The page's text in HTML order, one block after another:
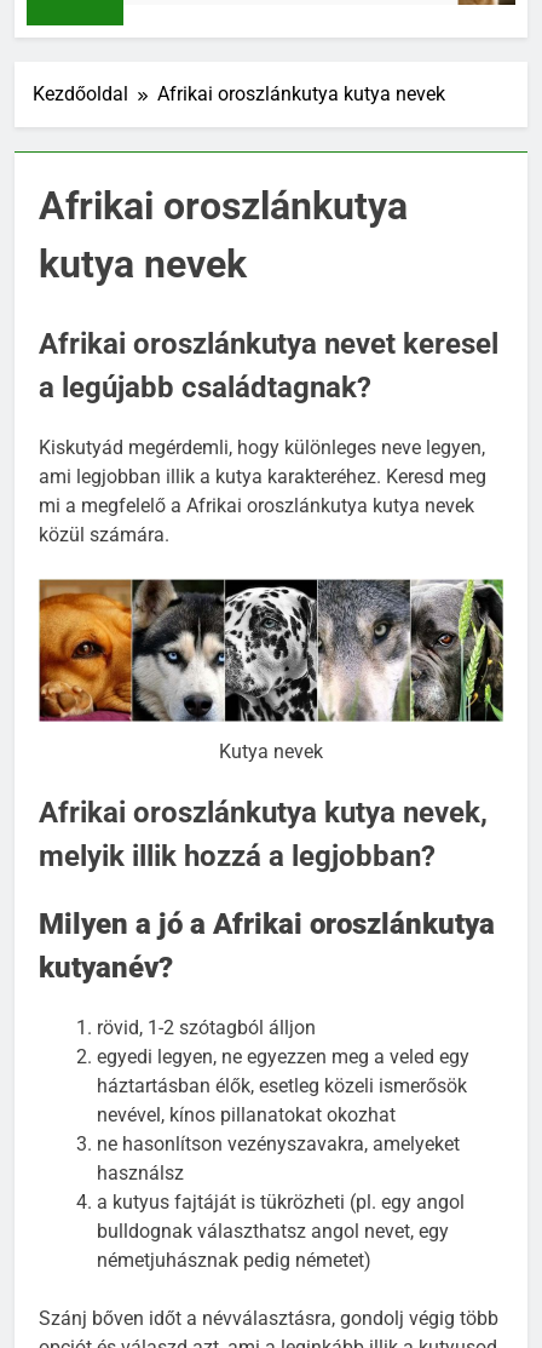
Kezdőoldal Afrikai oroszlánkutya kutya nevek
Afrikai oroszlánkutya
kutya nevek
Afrikai oroszlánkutya nevet keresel
a legújabb családtagnak?
Kiskutyád megérdemli, hogy különleges neve legyen,
ami legjobban illik a kutya karakteréhez. Keresd meg
mi a megfelelő a Afrikai oroszlánkutya kutya nevek
közül számára.
Kutya nevek
Afrikai oroszlánkutya kutya nevek,
melyik illik hozzá a legjobban?
Milyen a jó a Afrikai oroszlánkutya
kutyanév?
rövid, 1-2 szótagból álljon
egyedi legyen, ne egyezzen meg a veled egy
háztartásban élők, esetleg közeli ismerősök
nevével, kínos pillanatokat okozhat
ne hasonlítson vezényszavakra, amelyeket
használsz
a kutyus fajtáját is tükrözheti (pl. egy angol
bulldognak választhatsz angol nevet, egy
németjuhásznak pedig németet)
Szánj bőven időt a névválasztásra, gondolj végig több